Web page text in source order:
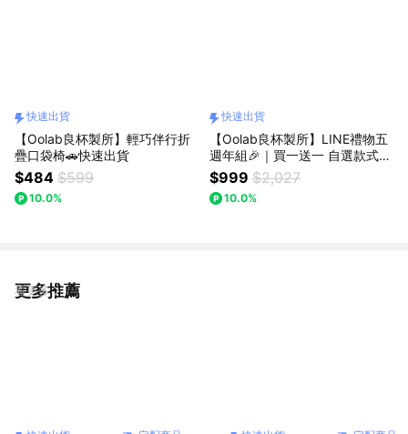
快速出貨
【Oolab良杯製所】輕巧伴行折
疊口袋椅🚗快速出貨
$484 $599
10.0%
快速出貨
【Oolab良杯製所】LINE禮物五
週年組🎉｜買一送一 自選款式
｜850m莫蘭迪吸管杯 送750ml
雙層杯🚗快速出貨
$999 $2,027
10.0%
更多推薦
看更多